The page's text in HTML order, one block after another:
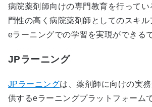
病院薬剤師向けの専門教育を行って
門性の高く病院薬剤師としてのスキ
eラーニングでの学習を実現ができる
JPラーニング
JPラーニングは、薬剤師に向けの実
供するeラーニングプラットフォーム